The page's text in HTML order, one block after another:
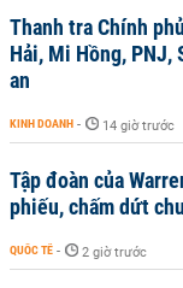
Thanh tra Chính
Hải, Mi Hồng, PNJ,
an
KINH DOANH - 14 giờ trước
Tập đoàn của
phiếu, chấm dứt
QUỐC TẾ - 2 giờ trước